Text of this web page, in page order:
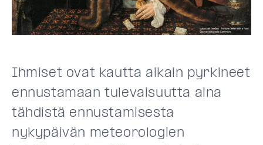
Ihmiset ovat kautta aikain pyrkineet
ennustamaan tulevaisuutta aina
tähdistä ennustamisesta
nykypäivän meteorologien